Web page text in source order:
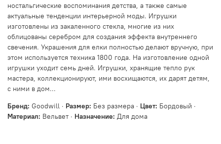
ностальгические воспоминания детства, а также самые
актуальные тенденции интерьерной моды. Игрушки
изготовлены из закаленного стекла, многие из них
облицованы серебром для создания эффекта внутреннего
свечения. Украшения для елки полностью делают вручную, при
этом используется техника 1800 года. На изготовление одной
игрушки уходит семь дней. Игрушки, хранящие тепло рук
мастера, коллекционируют, ими восхищаются, их дарят детям,
с ними в дом...
Бренд: Goodwill · Размер: Без размера · Цвет: Бордовый ·
Материал: Вельвет · Назначение: Для дома